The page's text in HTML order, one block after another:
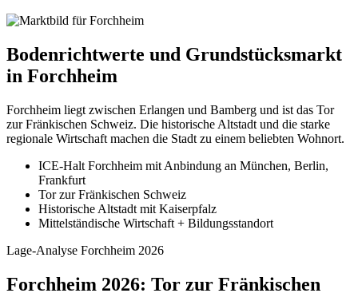
Bodenrichtwerte und Grundstücksmarkt
in Forchheim
Forchheim liegt zwischen Erlangen und Bamberg und ist das Tor
zur Fränkischen Schweiz. Die historische Altstadt und die starke
regionale Wirtschaft machen die Stadt zu einem beliebten Wohnort.
ICE-Halt Forchheim mit Anbindung an München, Berlin,
Frankfurt
Tor zur Fränkischen Schweiz
Historische Altstadt mit Kaiserpfalz
Mittelständische Wirtschaft + Bildungsstandort
Lage-Analyse Forchheim 2026
Forchheim 2026: Tor zur Fränkischen